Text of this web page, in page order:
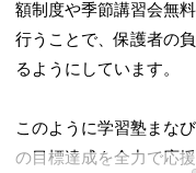
額制度や季節講習会無
行うことで、保護者の
るようにしています。
このように学習塾まな
の目標達成を全力で応